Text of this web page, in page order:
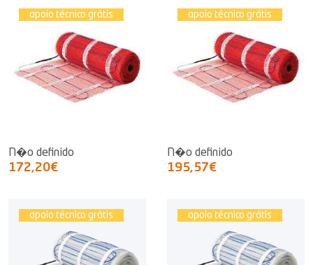
apoio técnico grátis
N�o definido
172,20€
apoio técnico grátis
N�o definido
195,57€
apoio técnico grátis apoio técnico grátis